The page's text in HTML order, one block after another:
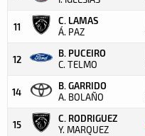
11
C. LAMAS
Á. PAZ
12
B. PUCEIRO
C. TELMO
14
B. GARRIDO
A. BOLAÑO
15
C. RODRIGUEZ
Y. MARQUEZ